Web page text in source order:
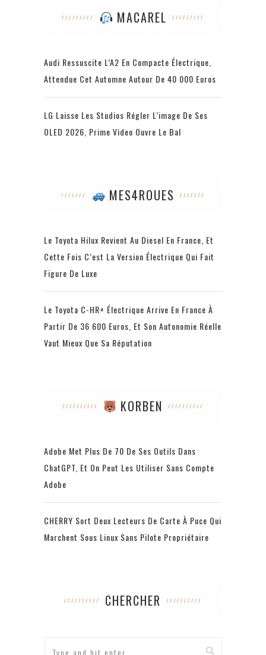
MACAREL
Audi Ressuscite L’A2 En Compacte Électrique,
Attendue Cet Automne Autour De 40 000 Euros
LG Laisse Les Studios Régler L’image De Ses
OLED 2026, Prime Video Ouvre Le Bal
MES4ROUES
Le Toyota Hilux Revient Au Diesel En France, Et
Cette Fois C’est La Version Électrique Qui Fait
Figure De Luxe
Le Toyota C-HR+ Électrique Arrive En France À
Partir De 36 600 Euros, Et Son Autonomie Réelle
Vaut Mieux Que Sa Réputation
KORBEN
Adobe Met Plus De 70 De Ses Outils Dans
ChatGPT, Et On Peut Les Utiliser Sans Compte
Adobe
CHERRY Sort Deux Lecteurs De Carte À Puce Qui
Marchent Sous Linux Sans Pilote Propriétaire
CHERCHER